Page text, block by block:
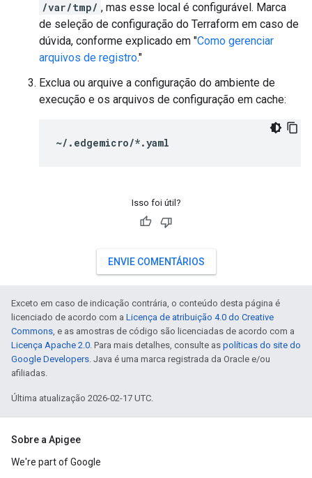
/var/tmp/ , mas esse local é configurável. Marca
de seleção de configuração do Terraform em caso de
dúvida, conforme explicado em "Como gerenciar
arquivos de registro."
Exclua ou arquive a configuração do ambiente de
execução e os arquivos de configuração em cache:
~/.edgemicro/*.yaml
Isso foi útil?
ENVIE COMENTÁRIOS
Exceto em caso de indicação contrária, o conteúdo desta página é
licenciado de acordo com a Licença de atribuição 4.0 do Creative
Commons, e as amostras de código são licenciadas de acordo com a
Licença Apache 2.0. Para mais detalhes, consulte as políticas do site do
Google Developers. Java é uma marca registrada da Oracle e/ou
afiliadas.
Última atualização 2026-02-17 UTC.
Sobre a Apigee
We're part of Google